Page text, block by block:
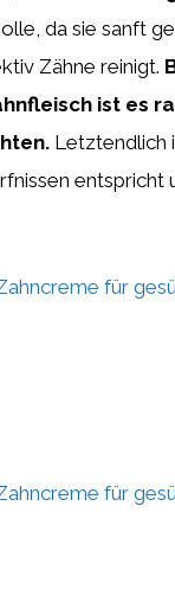
da sie sanft
Zähne reinigt.
ist es
Letztendlich
entspricht
für
für